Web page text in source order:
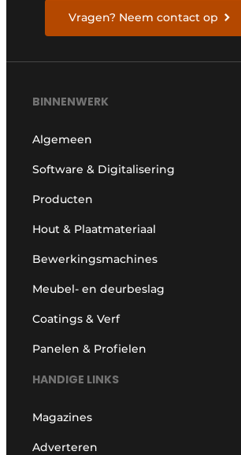
Vragen? Neem contact op
BINNENWERK
Algemeen
Software & Digitalisering
Producten
Hout & Plaatmateriaal
Bewerkingsmachines
Meubel- en deurbeslag
Coatings & Verf
Panelen & Profielen
HANDIGE LINKS
Magazines
Adverteren